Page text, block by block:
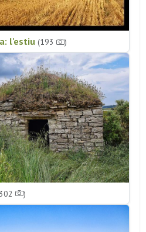
l'estiu (193 )
)